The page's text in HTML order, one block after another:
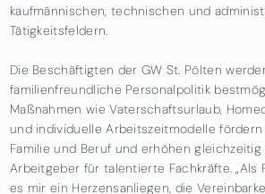
kaufmännischen, technischen und
Tätigkeitsfeldern.
Die Beschäftigten der GW St. Pölten
familienfreundliche Personalpolitik
Maßnahmen wie Vaterschaftsurlaub,
und individuelle Arbeitszeitmodelle
Familie und Beruf und erhöhen
Arbeitgeber für talentierte Fachkräfte. „Als
es mir ein Herzensanliegen, die